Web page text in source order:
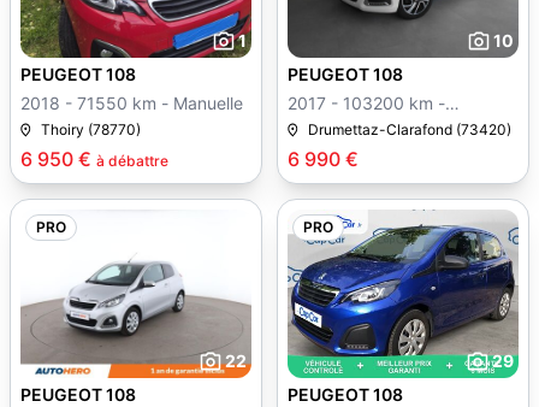
1
6 950 € à débattre
PEUGEOT 108
2018 - 71550 km - Manuelle
Thoiry (78770)
10
6 990 €
PEUGEOT 108
2017 - 103200 km -
Manuelle
Drumettaz-Clarafond (73420)
PRO
22
PEUGEOT 108
PRO
29
PEUGEOT 108